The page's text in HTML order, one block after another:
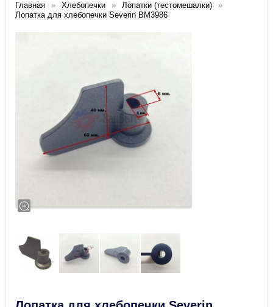
Главная Хлебопечки
Лопатки (тестомешалки)
Лопатка для хлебопечки Severin BM3986